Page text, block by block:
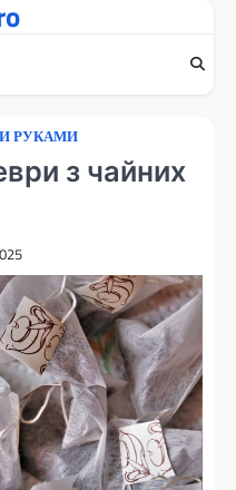
РУКАМИ
з чайних